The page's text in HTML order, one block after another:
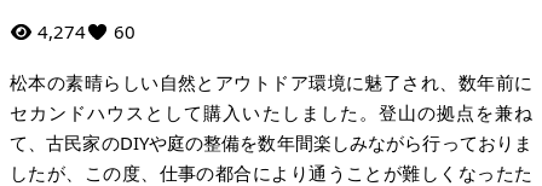
4,274 60
松本の素晴らしい自然とアウトドア環境に魅了され、数年前に
セカンドハウスとして購入いたしました。登山の拠点を兼ね
て、古民家のDIYや庭の整備を数年間楽しみながら行っておりま
したが、この度、仕事の都合により通うことが難しくなったた